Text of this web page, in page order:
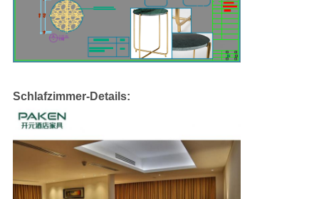
Schlafzimmer-Details: